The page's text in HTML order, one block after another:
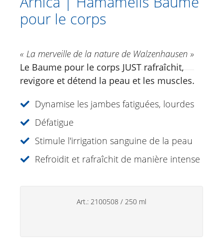
Vital Just Body Lotion Velvet Skin
Soins des pieds
Soins du visage
Soins de soleil
Spécialités
pour le corps
« La merveille de la nature de Walzenhausen »
Le Baume pour le corps JUST rafraîchit,
revigore et détend la peau et les muscles.
Dynamise les jambes fatiguées, lourdes
Défatigue
Stimule l'irrigation sanguine de la peau
Refroidit et rafraîchit de manière intense
Art.: 2100508 / 250 ml